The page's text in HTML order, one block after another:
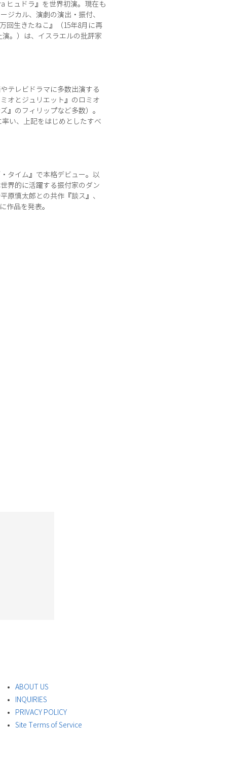
ヒュドラ』を世界初演。現在も
ジカル、演劇の演出・振付、
回生きたねこ』（15年8月に再
。）は、イスラエルの批評家
テレビドラマに多数出演する
オとジュリエット』のロミオ
』のフィリップなど多数）。
い、上記をはじめとしたすべ
タイム』で本格デビュー。以
界的に活躍する振付家のダン
原慎太郎との共作『談ス』、
作品を発表。
ABOUT US
INQUIRIES
PRIVACY POLICY
Site Terms of Service